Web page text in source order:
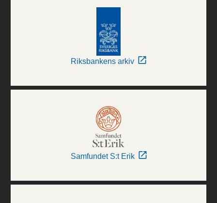
Riksbankens arkiv
Samfundet S:t Erik